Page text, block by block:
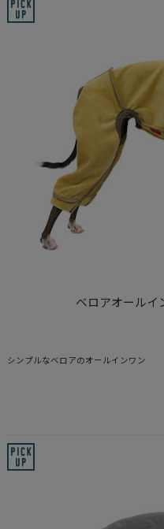
ベロアオールイ
シンプルなベロアのオールインワン